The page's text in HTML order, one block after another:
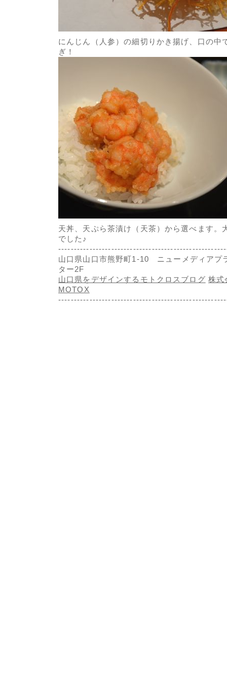
にんじん（人参）の細切りかき揚げ、口の中
ぎ！
天丼、天ぷら茶漬け（天茶）から選べます。
でした♪
山口県山口市熊野町1-10 ニューメディアプ
ター2F
山口県をデザインするモトクロスブログ 株式
MOTOX